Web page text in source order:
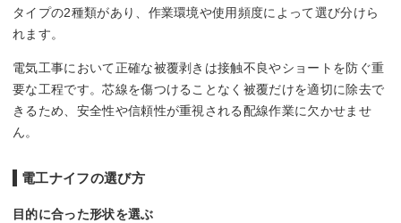
タイプの2種類があり、作業環境や使用頻度によって選び分けら
れます。
電気工事において正確な被覆剥きは接触不良やショートを防ぐ重
要な工程です。芯線を傷つけることなく被覆だけを適切に除去で
きるため、安全性や信頼性が重視される配線作業に欠かせませ
ん。
電工ナイフの選び方
目的に合った形状を選ぶ